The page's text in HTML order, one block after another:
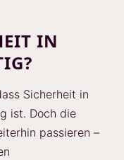
IN
Sicherheit in
ist. Doch die
passieren –